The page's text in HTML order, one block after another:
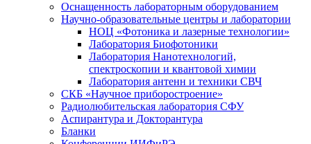
Оснащенность лабораторным оборудованием
Научно-образовательные центры и лаборатории
НОЦ «Фотоника и лазерные технологии»
Лаборатория Биофотоники
Лаборатория Нанотехнологий,
спектроскопии и квантовой химии
Лаборатория антенн и техники СВЧ
СКБ «Научное приборостроение»
Радиолюбительская лаборатория СФУ
Аспирантура и Докторантура
Бланки